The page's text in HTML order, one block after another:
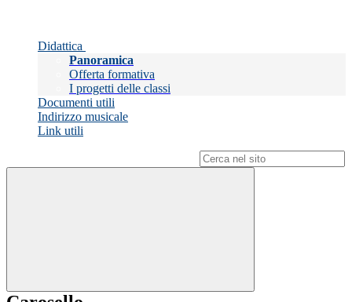
Didattica
Panoramica
Offerta formativa
I progetti delle classi
Documenti utili
Indirizzo musicale
Link utili